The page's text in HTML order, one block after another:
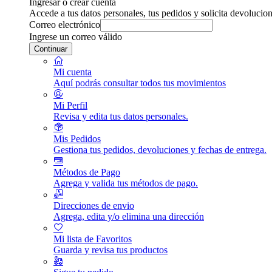
Ingresar o crear cuenta
Accede a tus datos personales, tus pedidos y solicita
Correo electrónico
Ingrese un correo válido
Continuar
Mi cuenta
Aquí podrás consultar todos tus movimientos
Mi Perfil
Revisa y edita tus datos personales.
Mis Pedidos
Gestiona tus pedidos, devoluciones y fechas de entrega.
Métodos de Pago
Agrega y valida tus métodos de pago.
Direcciones de envio
Agrega, edita y/o elimina una dirección
Mi lista de Favoritos
Guarda y revisa tus productos